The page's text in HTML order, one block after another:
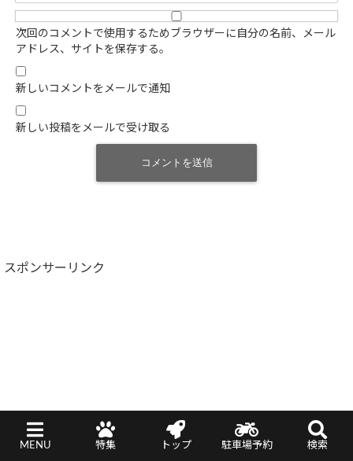
次回のコメントで使用するためブラウザーに自分の名前、メール
アドレス、サイトを保存する。
新しいコメントをメールで通知
新しい投稿をメールで受け取る
スポンサーリンク
MENU 特集 トップ 駐車場予約 検索